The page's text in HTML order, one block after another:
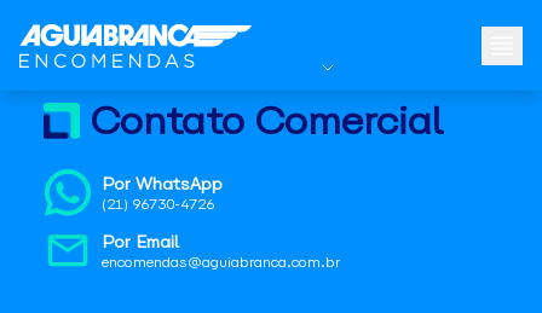
Contato Comercial
Por WhatsApp
(21) 96730-4726
Por Email
encomendas@aguiabranca.com.br